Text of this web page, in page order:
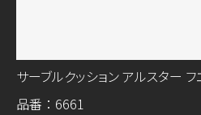
サーブルクッション アルスター
品番：6661